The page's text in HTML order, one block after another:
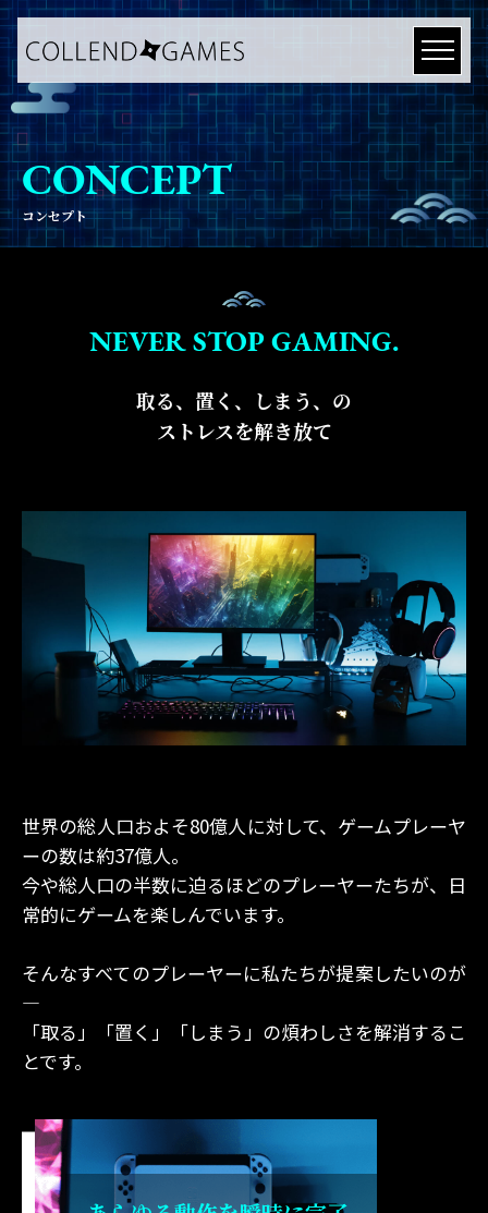
CONCEPT
コンセプト
NEVER STOP GAMING.
取る、置く、しまう、の
ストレスを解き放て
世界の総人口およそ80億人に対して、ゲームプレーヤ
ーの数は約37億人。
今や総人口の半数に迫るほどのプレーヤーたちが、日
常的にゲームを楽しんでいます。
そんなすべてのプレーヤーに私たちが提案したいのが
―
「取る」「置く」「しまう」の煩わしさを解消するこ
とです。